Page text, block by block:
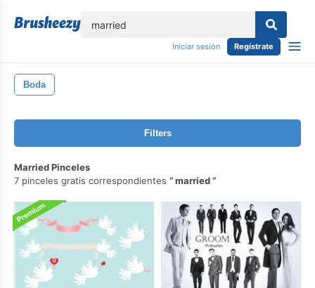
Iniciar sesión Regístrate
Boda
Filters
Married Pinceles
7 pinceles gratis correspondientes
married